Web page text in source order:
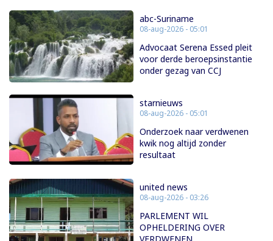
abc-Suriname
08-aug-2026 - 05:01
Advocaat Serena Essed pleit
voor derde beroepsinstantie
onder gezag van CCJ
starnieuws
08-aug-2026 - 05:01
Onderzoek naar verdwenen
kwik nog altijd zonder
resultaat
united news
08-aug-2026 - 03:26
PARLEMENT WIL
OPHELDERING OVER